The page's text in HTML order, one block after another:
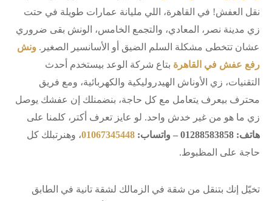
نقل العفش! في القاهرة، اللي مليانة عمارات طويلة في حتت
زي مدينة نصر، المعادي، والتجمع الخامس، الونش بقى ضروري
عشان تتخطى مشكلة السلم الضيق أو الأسانسير الصغير. ونش
رفع عفش في القاهرة بتاع شركة الوعد بيستخدم أحدث
التقنيات، زي الأوناش الهيدروليكية والكهربائية، ومع فريق
محترف بيعرف يتعامل مع كل حاجة، بنضمنلك إن عفشك يوصل
زي ما هو من غير خدش واحد. لو عايز تعرف أكتر، كلمنا على
هاتف: 01288583858 – واتساب:
01067345448، وهنرتبلك كل
حاجة على المظبوط.
تخيّل إنك بتنقل من شقة في الزمالك لشقة تانية في الطابق